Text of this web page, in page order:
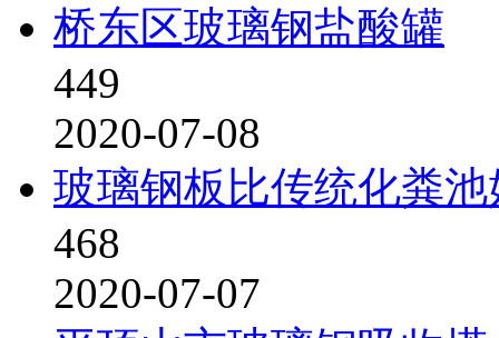
桥东区玻璃钢盐酸罐
449
2020-07-08
玻璃钢板比传统化粪池
468
2020-07-07